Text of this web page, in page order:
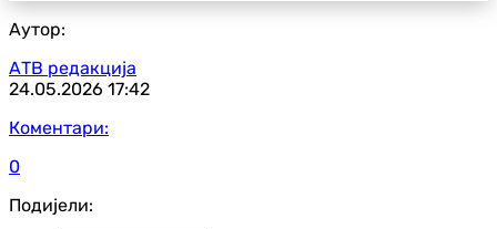
Аутор:
АТВ редакција
24.05.2026 17:42
Коментари:
0
Подијели: